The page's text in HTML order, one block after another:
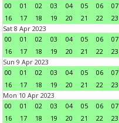
00
01 02 03 04 05 06 07
16
17 18 19 20 21 22
23
Sat 8 Apr 2023
00
01 02 03 04 05 06 07
16
17 18 19 20 21 22
23
Sun 9 Apr 2023
00
01 02 03 04 05 06 07
16
17 18 19 20 21 22
23
Mon 10 Apr 2023
00
01 02 03 04 05 06 07
16
17 18 19 20 21 22
23